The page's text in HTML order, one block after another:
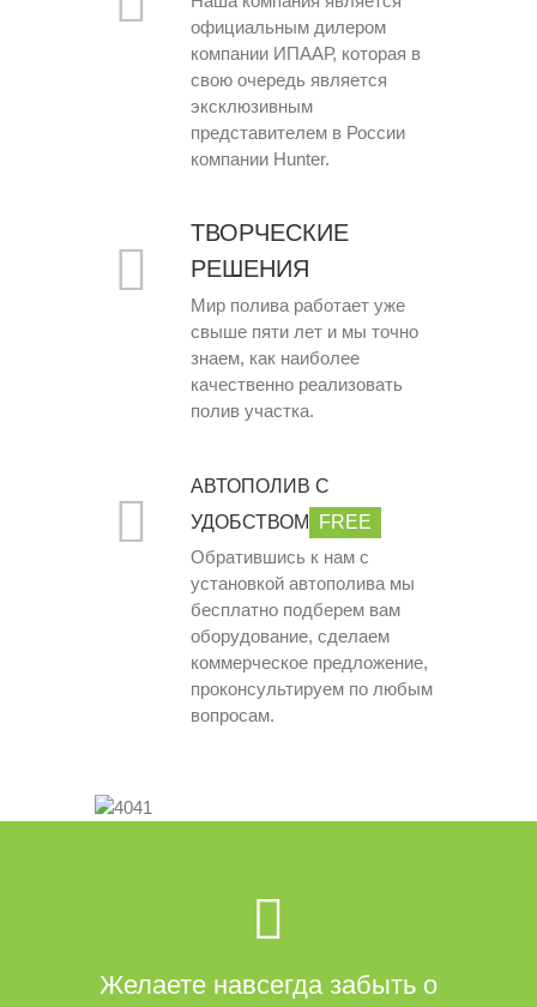
официальным дилером
компании ИПААР, которая в
свою очередь является
эксклюзивным
представителем в России
компании Hunter.
ТВОРЧЕСКИЕ
РЕШЕНИЯ
Мир полива работает уже
свыше пяти лет и мы точно
знаем, как наиболее
качественно реализовать
полив участка.
АВТОПОЛИВ С
УДОБСТВОМ
FREE
Обратившись к нам с
установкой автополива мы
бесплатно подберем вам
оборудование, сделаем
коммерческое предложение,
проконсультируем по любым
вопросам.
Желаете навсегда забыть о